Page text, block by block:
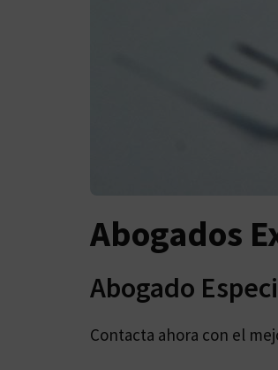
Abogados
Abogado
Contacta ahora con el